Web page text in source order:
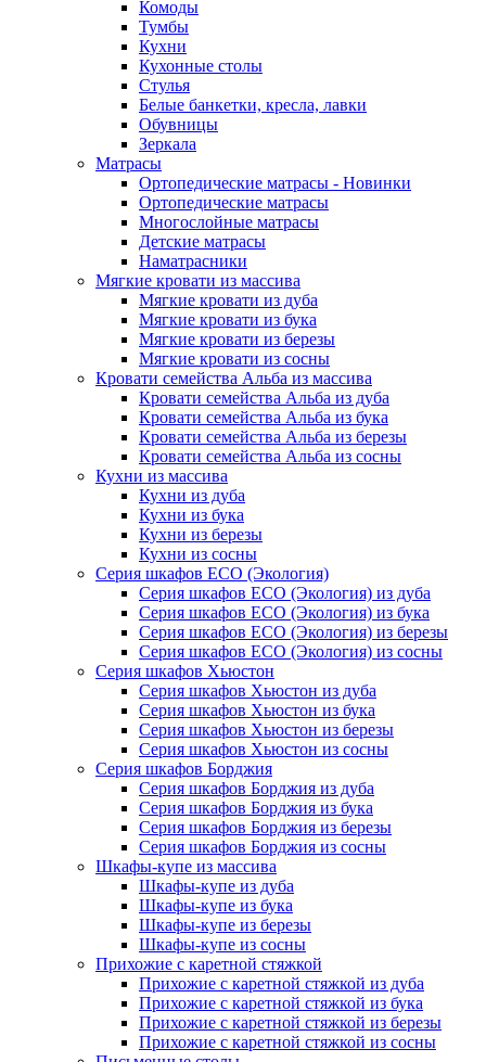
Комоды
Тумбы
Кухни
Кухонные столы
Стулья
Белые банкетки, кресла, лавки
Обувницы
Зеркала
Матрасы
Ортопедические матрасы - Новинки
Ортопедические матрасы
Многослойные матрасы
Детские матрасы
Наматрасники
Мягкие кровати из массива
Мягкие кровати из дуба
Мягкие кровати из бука
Мягкие кровати из березы
Мягкие кровати из сосны
Кровати семейства Альба из массива
Кровати семейства Альба из дуба
Кровати семейства Альба из бука
Кровати семейства Альба из березы
Кровати семейства Альба из сосны
Кухни из массива
Кухни из дуба
Кухни из бука
Кухни из березы
Кухни из сосны
Серия шкафов ECO (Экология)
Серия шкафов ECO (Экология) из дуба
Серия шкафов ECO (Экология) из бука
Серия шкафов ECO (Экология) из березы
Серия шкафов ECO (Экология) из сосны
Серия шкафов Хьюстон
Серия шкафов Хьюстон из дуба
Серия шкафов Хьюстон из бука
Серия шкафов Хьюстон из березы
Серия шкафов Хьюстон из сосны
Серия шкафов Борджия
Серия шкафов Борджия из дуба
Серия шкафов Борджия из бука
Серия шкафов Борджия из березы
Серия шкафов Борджия из сосны
Шкафы-купе из массива
Шкафы-купе из дуба
Шкафы-купе из бука
Шкафы-купе из березы
Шкафы-купе из сосны
Прихожие с каретной стяжкой
Прихожие с каретной стяжкой из дуба
Прихожие с каретной стяжкой из бука
Прихожие с каретной стяжкой из березы
Прихожие с каретной стяжкой из сосны